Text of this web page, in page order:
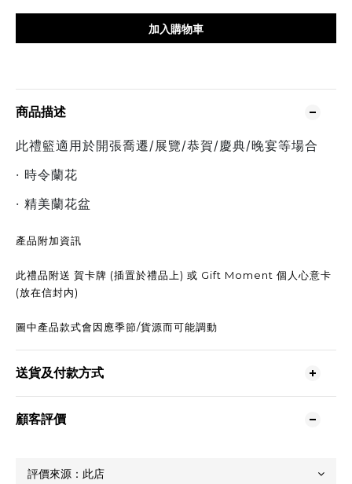
加入購物車
商品描述
此禮籃適用於開張喬遷/展覽/恭賀/慶典/晚宴等場合
· 時令蘭花
· 精美蘭花盆
產品附加資訊
此禮品附送 賀卡牌 (插置於禮品上) 或 Gift Moment 個人心意卡
(放在信封内)
圖中產品款式會因應季節/貨源而可能調動
送貨及付款方式
顧客評價